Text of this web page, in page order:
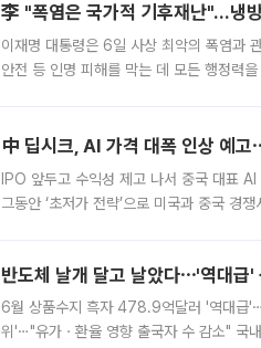
李 "폭염은 국가적 기후재난"…냉
이재명 대통령은 6일 사상 최악의 폭염과
안전 등 인명 피해를 막는 데 모든 행정력
中 딥시크, AI 가격 대폭 인상 예고
IPO 앞두고 수익성 제고 나서 중국 대표
그동안 ‘초저가 전략’으로 미국과 중국 경
반도체 날개 달고 날았다⋯'역대
6월 상품수지 흑자 478.9억달러 '역대급
위'⋯"유가ㆍ환율 영향 출국자 수 감소" 국